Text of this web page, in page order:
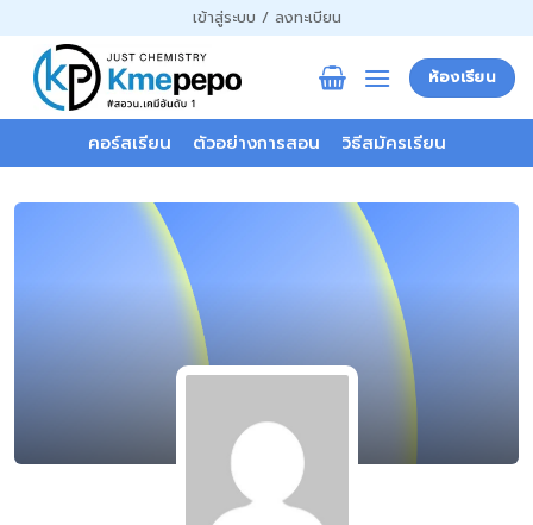
ไป
เนื้อหา
เข้าสู่ระบบ / ลงทะเบียน
ห้องเรียน
คอร์สเรียน ตัวอย่างการสอน วิธีสมัครเรียน